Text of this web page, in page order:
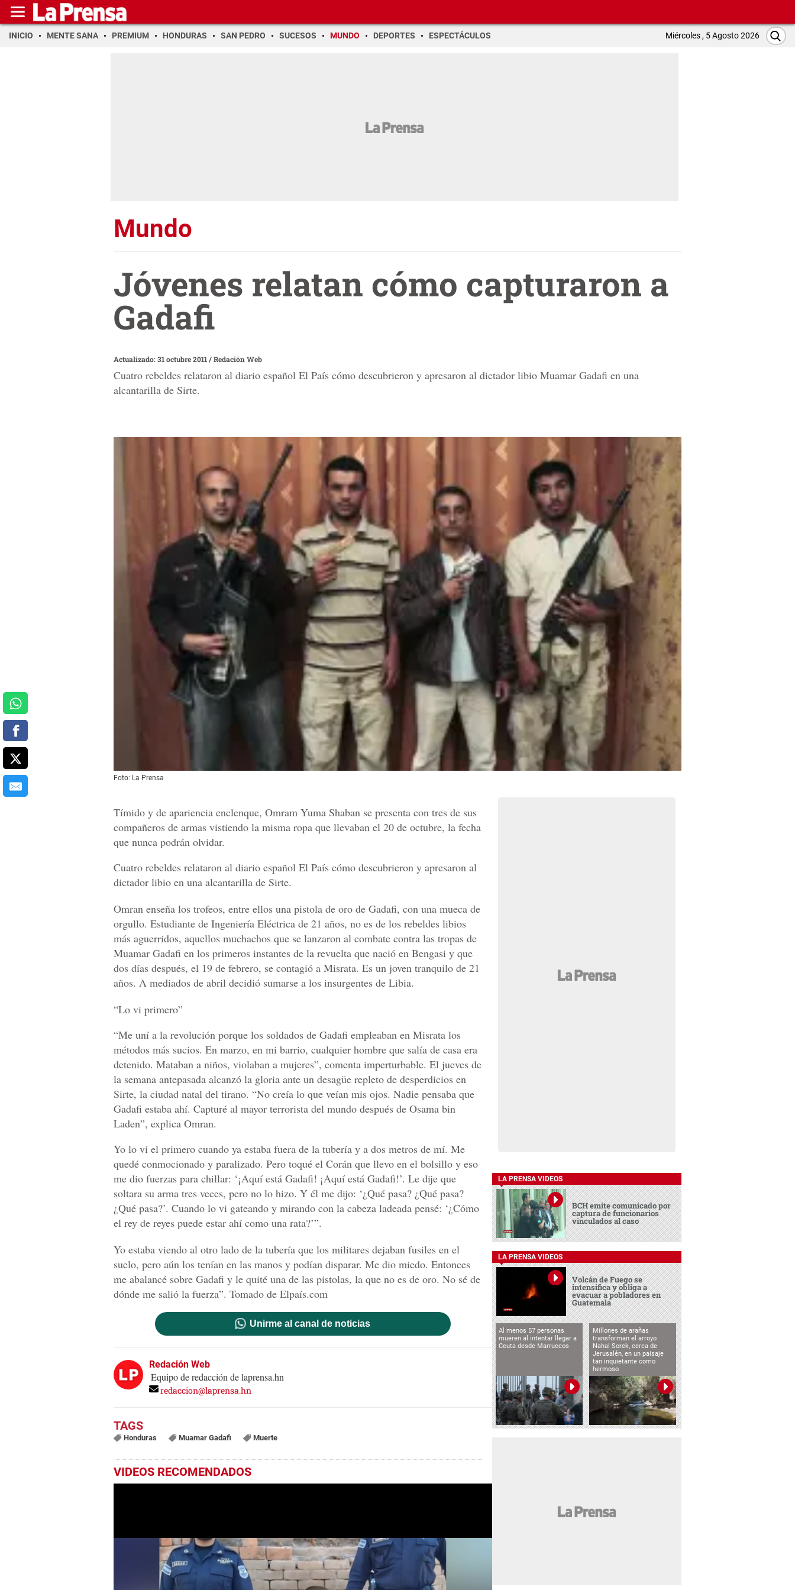
INICIO MENTE SANA PREMIUM HONDURAS SAN PEDRO SUCESOS MUNDO DEPORTES ESPECTÁCULOS Miércoles , 5 Agosto 2026
Mundo
Jóvenes relatan cómo capturaron a
Gadafi
Actualizado: 31 octubre 2011 /Redación Web
Cuatro rebeldes relataron al diario español El País cómo descubrieron y apresaron al dictador libio Muamar Gadafi en una
alcantarilla de Sirte.
Foto: La Prensa
Tímido y de apariencia enclenque, Omram Yuma Shaban se presenta con tres de sus
compañeros de armas vistiendo la misma ropa que llevaban el 20 de octubre, la fecha
que nunca podrán olvidar.
Cuatro rebeldes relataron al diario español El País cómo descubrieron y apresaron al
dictador libio en una alcantarilla de Sirte.
Omran enseña los trofeos, entre ellos una pistola de oro de Gadafi, con una mueca de
orgullo. Estudiante de Ingeniería Eléctrica de 21 años, no es de los rebeldes libios
más aguerridos, aquellos muchachos que se lanzaron al combate contra las tropas de
Muamar Gadafi en los primeros instantes de la revuelta que nació en Bengasi y que
dos días después, el 19 de febrero, se contagió a Misrata. Es un joven tranquilo de 21
años. A mediados de abril decidió sumarse a los insurgentes de Libia.
“Lo vi primero”
“Me uní a la revolución porque los soldados de Gadafi empleaban en Misrata los
métodos más sucios. En marzo, en mi barrio, cualquier hombre que salía de casa era
detenido. Mataban a niños, violaban a mujeres”, comenta imperturbable. El jueves de
la semana antepasada alcanzó la gloria ante un desagüe repleto de desperdicios en
Sirte, la ciudad natal del tirano. “No creía lo que veían mis ojos. Nadie pensaba que
Gadafi estaba ahí. Capturé al mayor terrorista del mundo después de Osama bin
Laden”, explica Omran.
Yo lo vi el primero cuando ya estaba fuera de la tubería y a dos metros de mí. Me
quedé conmocionado y paralizado. Pero toqué el Corán que llevo en el bolsillo y eso
me dio fuerzas para chillar: ‘¡Aquí está Gadafi! ¡Aquí está Gadafi!’. Le dije que
soltara su arma tres veces, pero no lo hizo. Y él me dijo: ‘¿Qué pasa? ¿Qué pasa?
¿Qué pasa?’. Cuando lo vi gateando y mirando con la cabeza ladeada pensé: ‘¿Cómo
el rey de reyes puede estar ahí como una rata?’”.
Yo estaba viendo al otro lado de la tubería que los militares dejaban fusiles en el
suelo, pero aún los tenían en las manos y podían disparar. Me dio miedo. Entonces
me abalancé sobre Gadafi y le quité una de las pistolas, la que no es de oro. No sé de
dónde me salió la fuerza”. Tomado de Elpaís.com
Unirme al canal de noticias
Redación Web
Equipo de redacción de laprensa.hn
redaccion@laprensa.hn
Honduras Muamar Gadafi Muerte
VIDEOS RECOMENDADOS
LA PRENSA VIDEOS
BCH emite comunicado por
captura de funcionarios
vinculados al caso
LA PRENSA VIDEOS
Volcán de Fuego se
intensifica y obliga a
evacuar a pobladores en
Guatemala
Al menos 57 personas
mueren al intentar llegar a
Ceuta desde Marruecos
Millones de arañas
transforman el arroyo
Nahal Sorek, cerca de
Jerusalén, en un paisaje
tan inquietante como
hermoso